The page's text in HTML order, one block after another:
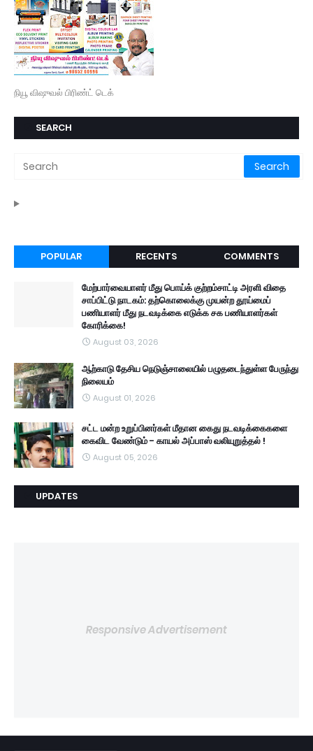
நியூ விஷுவல் பிரிண்ட் டெக்
SEARCH
POPULAR RECENTS COMMENTS
மேற்பார்வையாளர் மீது பொய்க் குற்றம்சாட்டி அரளி விதை
சாப்பிட்டு நாடகம்: தற்கொலைக்கு முயன்ற தூய்மைப்
பணியாளர் மீது நடவடிக்கை எடுக்க சக பணியாளர்கள்
கோரிக்கை!
August 03, 2026
ஆற்காடு தேசிய நெடுஞ்சாலையில் பழுதடைந்துள்ள பேருந்து
நிலையம்
August 01, 2026
சட்ட மன்ற உறுப்பினர்கள் மீதான கைது நடவடிக்கைகளை
கைவிட வேண்டும் - காயல் அப்பாஸ் வலியுறுத்தல் !
August 05, 2026
UPDATES
Responsive Advertisement